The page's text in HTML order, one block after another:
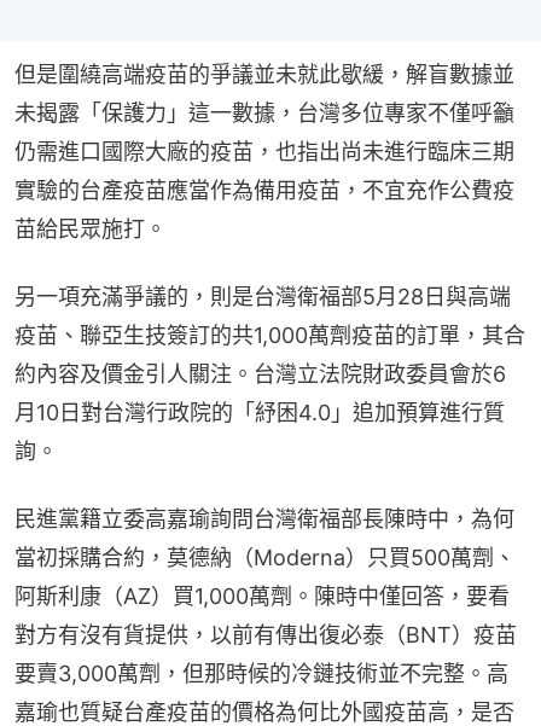
但是圍繞高端疫苗的爭議並未就此歇緩，解盲數據並
未揭露「保護力」這一數據，台灣多位專家不僅呼籲
仍需進口國際大廠的疫苗，也指出尚未進行臨床三期
實驗的台產疫苗應當作為備用疫苗，不宜充作公費疫
苗給民眾施打。
另一項充滿爭議的，則是台灣衛福部5月28日與高端
疫苗、聯亞生技簽訂的共1,000萬劑疫苗的訂單，其合
約內容及價金引人關注。台灣立法院財政委員會於6
月10日對台灣行政院的「紓困4.0」追加預算進行質
詢。
民進黨籍立委高嘉瑜詢問台灣衛福部長陳時中，為何
當初採購合約，莫德納（Moderna）只買500萬劑、
阿斯利康（AZ）買1,000萬劑。陳時中僅回答，要看
對方有沒有貨提供，以前有傳出復必泰（BNT）疫苗
要賣3,000萬劑，但那時候的冷鏈技術並不完整。高
嘉瑜也質疑台產疫苗的價格為何比外國疫苗高，是否